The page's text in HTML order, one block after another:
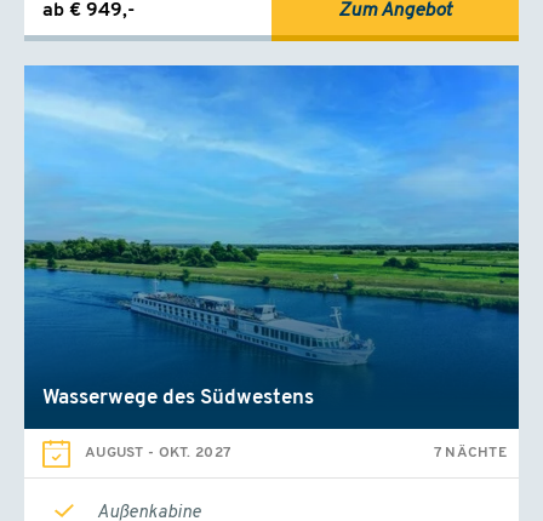
ab € 949,- Zum Angebot
Wasserwege des Südwestens
AUGUST - OKT. 2027 7 NÄCHTE
Außenkabine